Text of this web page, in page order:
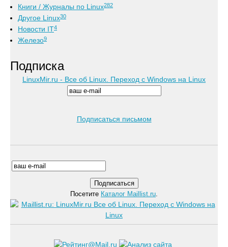
Книги / Журналы по Linux282
Другое Linux30
Новости IT4
Железо9
Подписка
LinuxMir.ru - Все об Linux. Переход с Windows на Linux
Подписаться письмом
Посетите Каталог Maillist.ru.